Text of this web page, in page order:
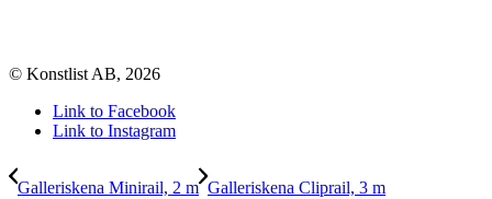
© Konstlist AB, 2026
Link to Facebook
Link to Instagram
Galleriskena Minirail, 2 m Galleriskena Cliprail, 3 m